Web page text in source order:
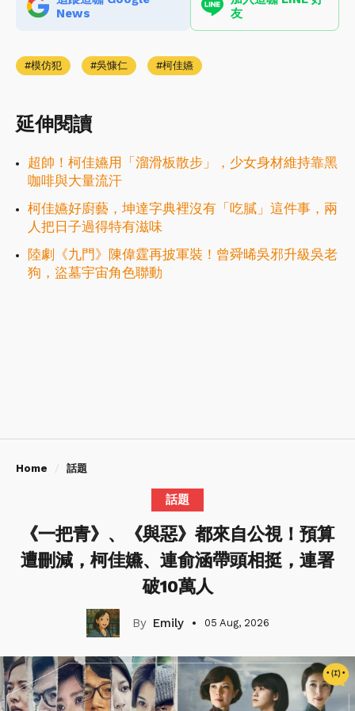
News
友
模仿犯 吳慷仁 柯佳嬿
延伸閱讀
超帥！柯佳嬿用「溜滑板散步」，少女身材維持靠黑
咖啡與大量流汗
柯佳嬿好廚藝，坤達字典裡沒有「吃膩」這件事，兩
人把日子過得特有滋味
陸劇《九門》陳偉霆再披軍裝！曾舜晞吳邪升級吳老
狗，盜墓宇宙角色聯動
Home 話題
話題
《一把青》、《與惡》都來自公視！預算
遭刪減，柯佳嬿、連俞涵帶頭相挺，連署
破10萬人
Emily 05 Aug, 2026